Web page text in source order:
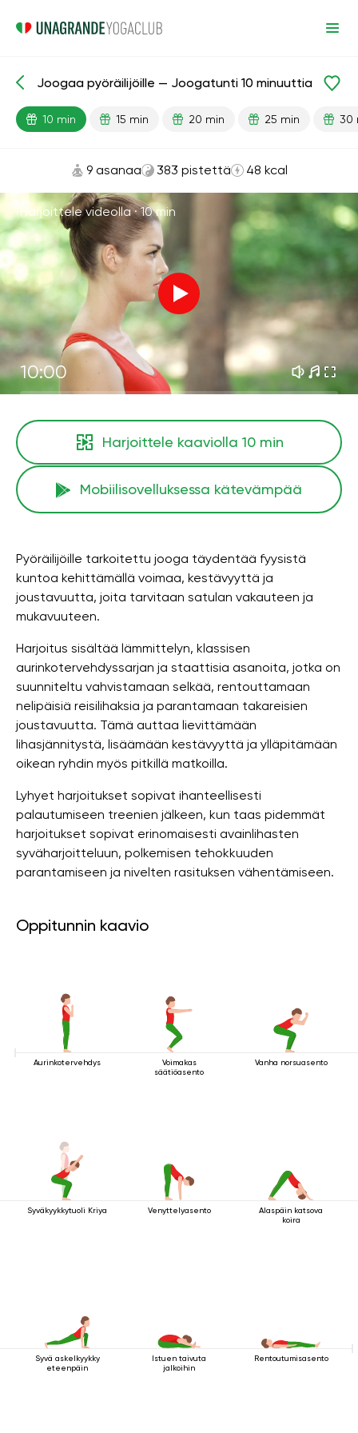
Valmiit oppitunnit Urheilu
Joogaa pyöräilijöille — Joogatunti 10 minuuttia
10 min 15 min 20 min 25 min 30
9 asanaa 383 pistettä 48 kcal
Harjoittele videolla ·10 min
10:00
Harjoittele kaaviolla 10 min
Mobiilisovelluksessa kätevämpää
Pyöräilijöille tarkoitettu jooga täydentää fyysistä
kuntoa kehittämällä voimaa, kestävyyttä ja
joustavuutta, joita tarvitaan satulan vakauteen ja
mukavuuteen.
Harjoitus sisältää lämmittelyn, klassisen
aurinkotervehdyssarjan ja staattisia asanoita, jotka on
suunniteltu vahvistamaan selkää, rentouttamaan
nelipäisiä reisilihaksia ja parantamaan takareisien
joustavuutta. Tämä auttaa lievittämään
lihasjännitystä, lisäämään kestävyyttä ja ylläpitämään
oikean ryhdin myös pitkillä matkoilla.
Lyhyet harjoitukset sopivat ihanteellisesti
palautumiseen treenien jälkeen, kun taas pidemmät
harjoitukset sopivat erinomaisesti avainlihasten
syväharjoitteluun, polkemisen tehokkuuden
parantamiseen ja nivelten rasituksen vähentämiseen.
Oppitunnin kaavio
Aurinkotervehdys
Voimakas
säätiöasento
Vanha norsuasento
Syväkyykkytuoli Kriya Venyttelyasento
Alaspäin katsova
koira
Syvä askelkyykky
eteenpäin
Istuen taivuta
jalkoihin
Rentoutumisasento